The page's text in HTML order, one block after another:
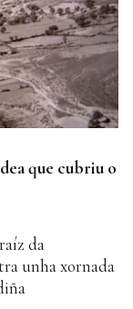
que cubriu o
da
unha xornada